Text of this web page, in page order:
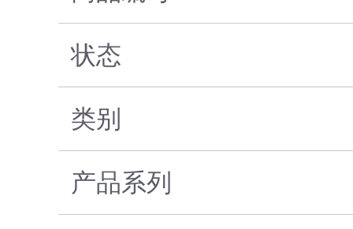
状态
类别
产品系列